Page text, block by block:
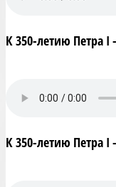
К 350-летию Петра
К 350-летию Петра